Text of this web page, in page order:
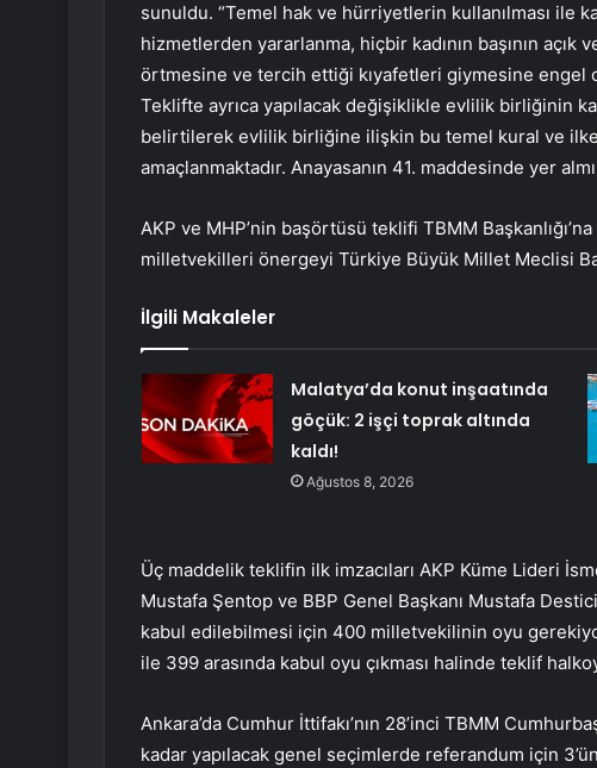
sunuldu. “Temel hak ve hürriyetlerin kullanılması ile
hizmetlerden yararlanma, hiçbir kadının başının açık
örtmesine ve tercih ettiği kıyafetleri giymesine engel
Teklifte ayrıca yapılacak değişiklikle evlilik birliğinin
belirtilerek evlilik birliğine ilişkin bu temel kural ve
amaçlanmaktadır. Anayasanın 41. maddesinde yer
AKP ve MHP’nin başörtüsü teklifi TBMM
milletvekilleri önergeyi Türkiye Büyük Millet Meclisi
İlgili Makaleler
Malatya’da konut inşaatında
göçük: 2 işçi toprak altında
kaldı!
Ağustos 8, 2026
Üç maddelik teklifin ilk imzacıları AKP Küme Lideri
Mustafa Şentop ve BBP Genel Başkanı Mustafa
kabul edilebilmesi için 400 milletvekilinin oyu
ile 399 arasında kabul oyu çıkması halinde teklif
Ankara’da Cumhur İttifakı’nın 28’inci TBMM
kadar yapılacak genel seçimlerde referandum için